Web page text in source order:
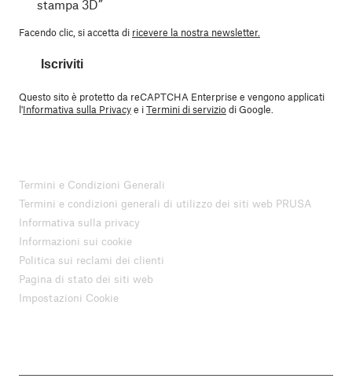
stampa 3D”
Facendo clic, si accetta di ricevere la nostra newsletter.
Iscriviti
Questo sito è protetto da reCAPTCHA Enterprise e vengono applicati
l'Informativa sulla Privacye iTermini di serviziodi Google.
Termini e Condizioni Generali
Termini e condizioni generali di utilizzo dei siti web PRUSA
Informativa sulla privacy
Informazioni sui cookie
Politica sui reclami dei clienti
Pagina di stato dei siti web
Impostazioni Cookie